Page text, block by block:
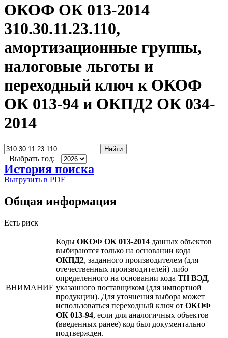
ОКОФ ОК 013-2014
310.30.11.23.110,
амортизационные группы,
налоговые льготы и
переходный ключ к ОКОФ
ОК 013-94 и ОКПД2 ОК 034-
2014
Найти
Выбрать год:
История поиска
Выгрузить в PDF
Общая информация
Есть риск
ВНИМАНИЕ
Коды ОКОФ ОК 013-2014 данных объектов
выбираются только на основании кода
ОКПД2, заданного производителем (для
отечественных производителей) либо
определенного на основании кода ТН ВЭД,
указанного поставщиком (для импортной
продукции). Для уточнения выбора может
использоваться переходный ключ от ОКОФ
ОК 013-94, если для аналогичных объектов
(введенных ранее) код был документально
подтвержден.